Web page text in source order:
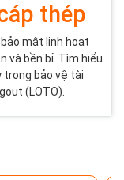
thép
mật linh hoạt
và bền bỉ. Tìm hiểu
trong bảo vệ tài
(LOTO).